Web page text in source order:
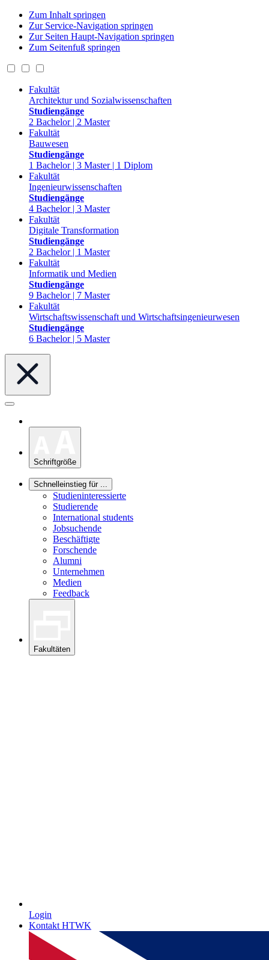
Zum Inhalt springen
Zur Service-Navigation springen
Zur Seiten Haupt-Navigation springen
Zum Seitenfuß springen
Fakultät
Architektur und Sozialwissenschaften
Studiengänge
2 Bachelor | 2 Master
Fakultät
Bauwesen
Studiengänge
1 Bachelor | 3 Master | 1 Diplom
Fakultät
Ingenieurwissenschaften
Studiengänge
4 Bachelor | 3 Master
Fakultät
Digitale Transformation
Studiengänge
2 Bachelor | 1 Master
Fakultät
Informatik und Medien
Studiengänge
9 Bachelor | 7 Master
Fakultät
Wirtschaftswissenschaft und Wirtschaftsingenieurwesen
Studiengänge
6 Bachelor | 5 Master
Schriftgröße
Schnelleinstieg für ...
Studieninteressierte
Studierende
International students
Jobsuchende
Beschäftigte
Forschende
Alumni
Unternehmen
Medien
Feedback
Fakultäten
Login
Kontakt HTWK